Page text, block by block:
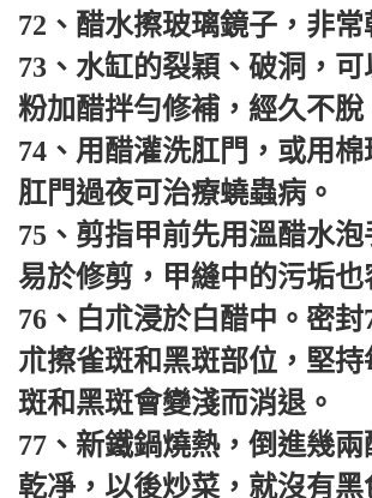
72、醋水擦玻璃鏡子，非常
73、水缸的裂穎、破洞，
粉加醋拌勻修補，經久不脫
74、用醋灌洗肛門，或用
肛門過夜可治療蟯蟲病。
75、剪指甲前先用溫醋水
易於修剪，甲縫中的污垢也
76、白朮浸於白醋中。密封
朮擦雀斑和黑斑部位，堅
斑和黑斑會變淺而消退。
77、新鐵鍋燒熱，倒進幾
乾凈，以後炒菜，就沒有